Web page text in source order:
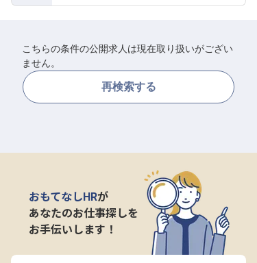
こちらの条件の公開求人は現在取り扱いがござい
ません。
再検索する
おもてなしHRが
あなたのお仕事探しを
お手伝いします！